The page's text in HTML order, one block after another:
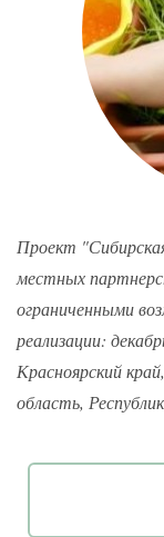
Проект
местных
ограниченными
реализации:
Красноярский
область,